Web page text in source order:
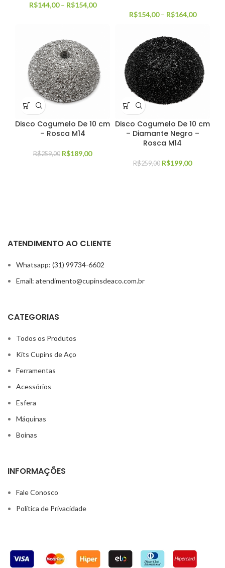
R$144,00 – R$154,00
R$154,00 – R$164,00
Disco Cogumelo De 10 cm
– Rosca M14
R$259,00 R$189,00
Disco Cogumelo De 10 cm
– Diamante Negro –
Rosca M14
R$259,00 R$199,00
ATENDIMENTO AO CLIENTE
Whatsapp: (31) 99734-6602
Email: atendimento@cupinsdeaco.com.br
CATEGORIAS
Todos os Produtos
Kits Cupins de Aço
Ferramentas
Acessórios
Esfera
Máquinas
Boinas
INFORMAÇÕES
Fale Conosco
Política de Privacidade